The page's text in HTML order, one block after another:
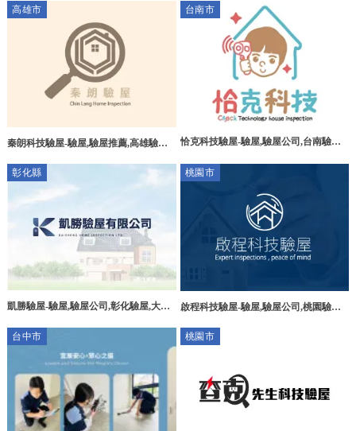
高雄市
秦朗科技驗屋-驗屋,驗屋推薦,高雄驗屋,
台南市
恰克科技驗屋-驗屋,驗屋公司,台南驗屋,
彰化縣
凱勝驗屋-驗屋,驗屋公司,彰化驗屋,大村
桃園市
啟程科技驗屋-驗屋,驗屋公司,桃園驗屋,
台中市
桃園市